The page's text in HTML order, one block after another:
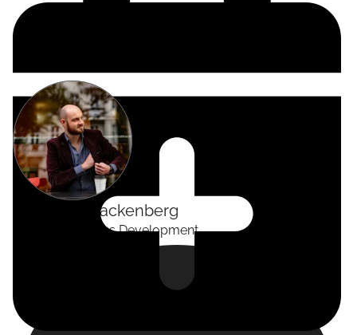
Tackenberg
Head of Business Development